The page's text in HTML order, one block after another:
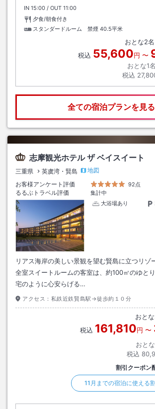
IN チェックイン
15:00 / OUT チェックアウト
11:00
夕食/朝食付き
スタンダードルーム 禁煙 40.5平米
おとな2名
税込 55,600円 〜
おとな1
税込
全ての宿泊プランを見る
志摩観光ホテル ザ ベイスイート
三重県 英虞湾・賢島
地図
お客様アンケート評価
92点
るるぶトラベル評価
集計中
大浴場あり
リアス海岸の美しい景観を望む賢島に立つリゾ
全室スイートルームの客室は、約100㎡のゆと
宅のように心安らげる…
アクセス： 私鉄近鉄賢島駅→徒歩約１０分
おとな
税込 161,810円 〜
おと
税込
割引クーポン
11月までの宿泊に使える